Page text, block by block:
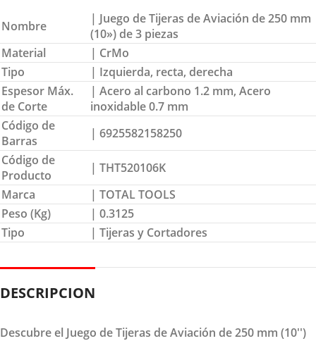
Nombre
| Juego de Tijeras de Aviación de 250 mm
(10») de 3 piezas
Material
| CrMo
Tipo
| Izquierda, recta, derecha
Espesor Máx.
de Corte
| Acero al carbono 1.2 mm, Acero
inoxidable 0.7 mm
Código de
Barras
| 6925582158250
Código de
Producto
| THT520106K
Marca
| TOTAL TOOLS
Peso (Kg)
| 0.3125
Tipo
| Tijeras y Cortadores
DESCRIPCION
Descubre el Juego de Tijeras de Aviación de 250 mm (10'')